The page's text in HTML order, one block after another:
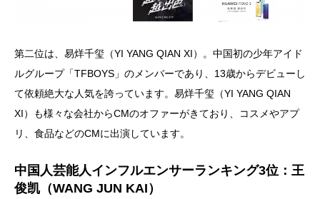
第二位は、易烊千玺（YI YANG QIAN XI）。中国初の少年アイド
ルグループ「TFBOYS」のメンバーであり、13歳からデビューし
て依頼絶大な人気を誇っています。易烊千玺（YI YANG QIAN
XI）も様々な会社からCMのオファーがきており、コスメやアプ
リ、食品などのCMに出演しています。
中国人芸能人インフルエンサーランキング3位：王
俊凯（WANG JUN KAI）